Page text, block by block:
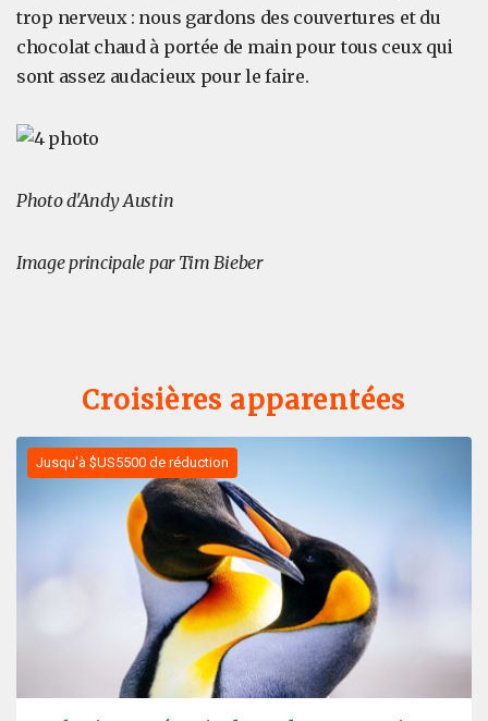
trop nerveux : nous gardons des couvertures et du
chocolat chaud à portée de main pour tous ceux qui
sont assez audacieux pour le faire.
Photo d'Andy Austin
Image principale par Tim Bieber
Croisières apparentées
Jusqu'à $US5500 de réduction